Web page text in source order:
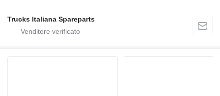
Trucks Italiana Spareparts